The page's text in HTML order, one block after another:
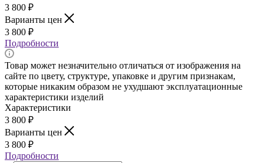
3 800 ₽
Варианты цен
3 800 ₽
Подробности
Товар может незначительно отличаться от изображения на
сайте по цвету, структуре, упаковке и другим признакам,
которые никаким образом не ухудшают эксплуатационные
характеристики изделий
Характеристики
3 800 ₽
Варианты цен
3 800 ₽
Подробности